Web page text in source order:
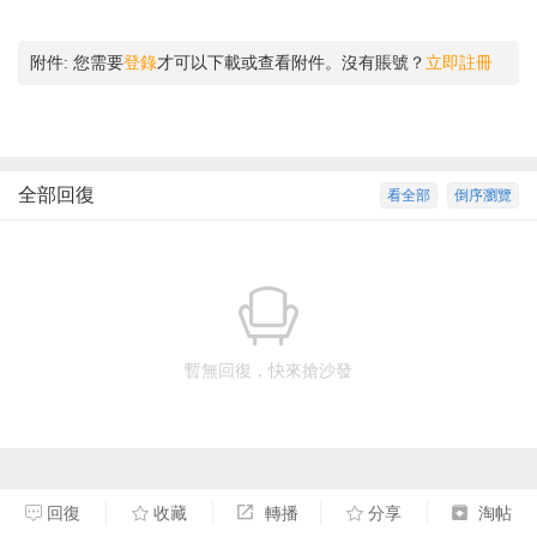
附件: 您需要登錄才可以下載或查看附件。沒有賬號？ 立即註冊
倒序瀏覽
看全部
全部回復
暫無回復，快來搶沙發
回復 收藏 轉播 分享 淘帖